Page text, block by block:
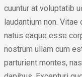
cuuntur at voluptatib
laudantium non.
natus eaque esse
nostrum ullam cum
parturient montes,